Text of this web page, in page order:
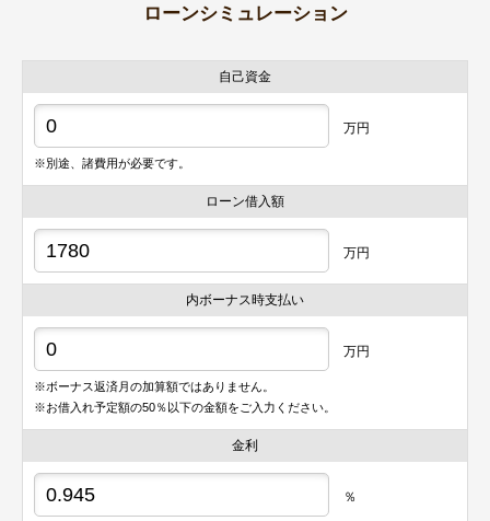
ローンシミュレーション
自己資金
万円
※別途、諸費用が必要です。
ローン借入額
万円
内ボーナス時支払い
万円
※ボーナス返済月の加算額ではありません。
※お借入れ予定額の50％以下の金額をご入力ください。
金利
％